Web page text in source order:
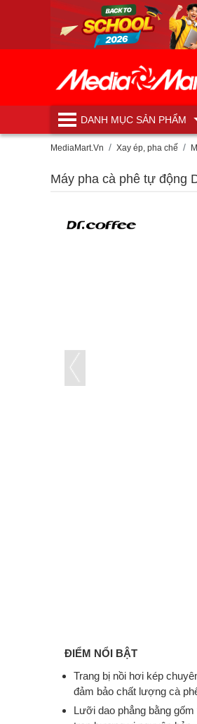
DANH MỤCSẢN PHẨM
MediaMart.Vn Xay ép, pha chế
Máy pha cà phê tự động
ĐIỂM NỔI BẬT
Trang bị nồi hơi kép
đảm bảo chất lượng cà
Lưỡi dao phẳng bằng